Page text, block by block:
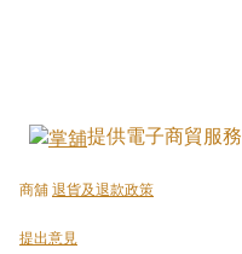
提供電子商貿服務
商舖 退貨及退款政策
提出意見